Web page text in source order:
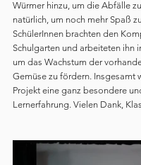
Würmer hinzu, um die Abfälle
natürlich, um noch mehr Spaß
SchülerInnen brachten den
Schulgarten und arbeiteten ihn
um das Wachstum der
Gemüse zu fördern. Insgesamt
Projekt eine ganz besondere
Lernerfahrung. Vielen Dank,